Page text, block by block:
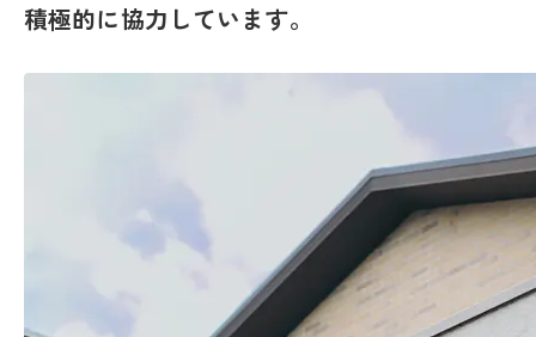
積極的に協力しています。